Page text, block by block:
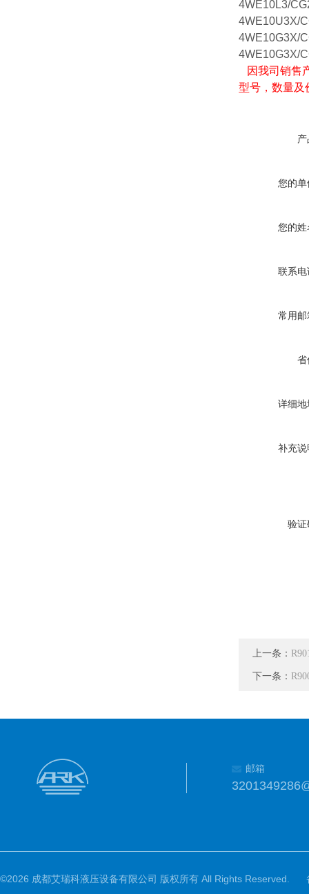
4WE10L3/
4WE10U3X/
4WE10G3X/
4WE10G3X/
因我司销售
型号，数量及
您的
您的
联系
常用
省
详细
补充
验
上一条：
下一条：
邮箱
©2026 成都艾瑞科液压设备有限公司 版权所有 All Rights Reserved.